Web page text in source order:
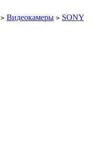
> Видеокамеры > SONY